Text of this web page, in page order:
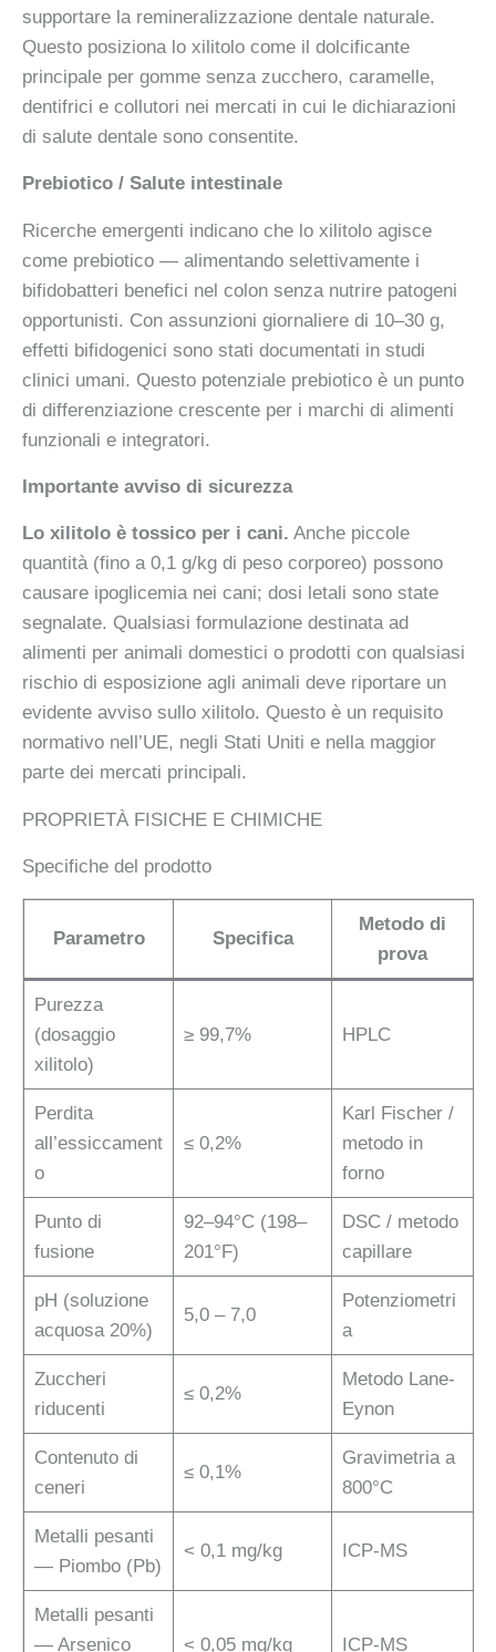
supportare la remineralizzazione dentale naturale.
Questo posiziona lo xilitolo come il dolcificante
principale per gomme senza zucchero, caramelle,
dentifrici e collutori nei mercati in cui le dichiarazioni
di salute dentale sono consentite.
Prebiotico / Salute intestinale
Ricerche emergenti indicano che lo xilitolo agisce
come prebiotico — alimentando selettivamente i
bifidobatteri benefici nel colon senza nutrire patogeni
opportunisti. Con assunzioni giornaliere di 10–30 g,
effetti bifidogenici sono stati documentati in studi
clinici umani. Questo potenziale prebiotico è un punto
di differenziazione crescente per i marchi di alimenti
funzionali e integratori.
Importante avviso di sicurezza
Lo xilitolo è tossico per i cani. Anche piccole
quantità (fino a 0,1 g/kg di peso corporeo) possono
causare ipoglicemia nei cani; dosi letali sono state
segnalate. Qualsiasi formulazione destinata ad
alimenti per animali domestici o prodotti con qualsiasi
rischio di esposizione agli animali deve riportare un
evidente avviso sullo xilitolo. Questo è un requisito
normativo nell’UE, negli Stati Uniti e nella maggior
parte dei mercati principali.
PROPRIETÀ FISICHE E CHIMICHE
Specifiche del prodotto
Parametro Specifica
Metodo di
prova
Purezza
(dosaggio
xilitolo)
≥ 99,7% HPLC
Perdita
all’essiccament
o
≤ 0,2%
Karl Fischer /
metodo in
forno
Punto di
fusione
92–94°C (198–
201°F)
DSC / metodo
capillare
pH (soluzione
acquosa 20%)
5,0 – 7,0
Potenziometri
a
Zuccheri
riducenti
≤ 0,2%
Metodo Lane-
Eynon
Contenuto di
ceneri
≤ 0,1%
Gravimetria a
800°C
Metalli pesanti
— Piombo (Pb)
< 0,1 mg/kg ICP-MS
Metalli pesanti
— Arsenico
< 0,05 mg/kg ICP-MS